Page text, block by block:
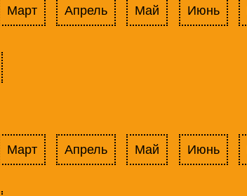
Март Апрель Май Июнь
Март Апрель Май Июнь